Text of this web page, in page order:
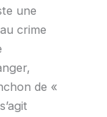
une
crime
de «